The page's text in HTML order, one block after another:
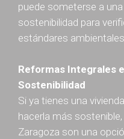
puede someterse a
sostenibilidad para
estándares
Reformas Integrales
Sostenibilidad
Si ya tienes una
hacerla más
Zaragoza son una